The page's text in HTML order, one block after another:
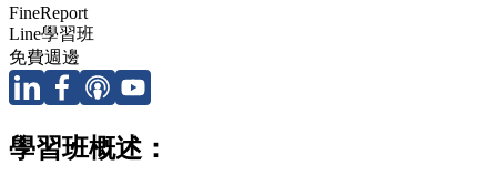
FineReport
Line學習班
免費週邊
學習班概述：